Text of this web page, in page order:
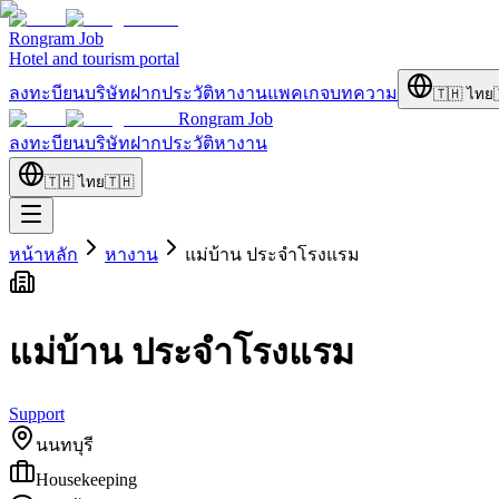
Rongram Job
Hotel and tourism portal
ลงทะบียนบริษัทฝากประวัติหางานแพคเกจบทความ 🇹🇭 ไทย
Rongram Job
ลงทะบียนบริษัทฝากประวัติหางาน
🇹🇭 ไทย🇹🇭
หน้าหลัก หางาน แม่บ้าน ประจำโรงแรม
แม่บ้าน ประจำโรงแรม
Support
นนทบุรี
Housekeeping